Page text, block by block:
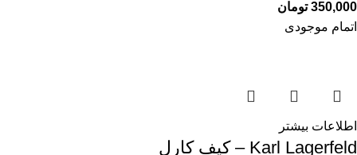
350,000 تومان
اتمام موجودی
اطلاعات بیشتر
Karl Lagerfeld – کیف کارل